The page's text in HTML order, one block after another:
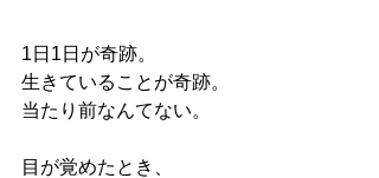
1日1日が奇跡。
生きていることが奇跡。
当たり前なんてない。
目が覚めたとき、